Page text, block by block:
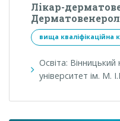
Лікар-
вища кваліфікаційна
Освіта:
університет ім. М.